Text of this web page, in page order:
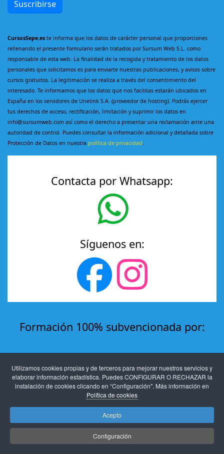
Utilizamos cookies propias y de terceros para mejorar nuestros servicios y
elaborar información estadística. Puedes CONFIGURAR O RECHAZAR la
instalación de cookies clicando en “Configuración". Más información en
Política de cookies
Acepto
Configuración
Suscribirse
CursosSepe.es te informa que los datos de carácter personal que proporciones
rellenando el presente formulario serán tratados por Sursum Web S.L. como
responsable de esta web. La finalidad de la recogida y tratamiento de los datos
personales que solicitamos es para enviarte nuestras publicaciones, y avisos sobre
cursos gratuitos. La legitimación se realiza a través del consentimiento del
interesado. Te informamos que los datos que nos facilitas estarán ubicados en
España en los servidores de Unelink S.A. (proveedor de hosting). Podrás ejercer
tus derechos de acceso, rectificación, limitación y suprimir los datos en
info@sursumweb.com así como el derecho a presentar una reclamación ante una
autoridad de control. Puedes consultar la información adicional y detallada sobre
Protección de Datos en nuestra política de privacidad.
Contacta por Whatsapp:
Síguenos en:
Formación 100% subvencionada por:
Aviso legal-Protección de datos-Políticas de
privacidad y cookies